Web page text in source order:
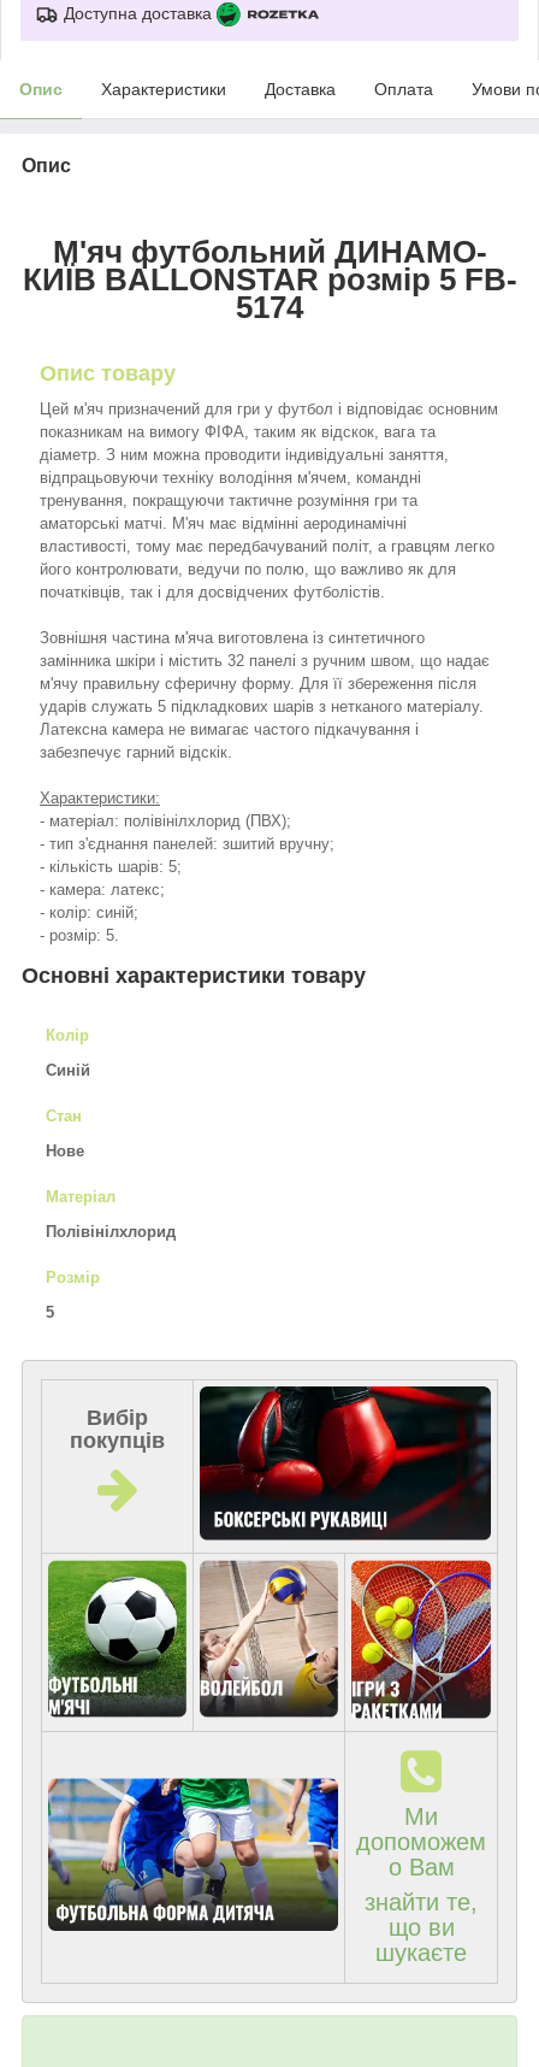
Доступна доставка
Опис Характеристики Доставка Оплата Умови
Опис
М'яч футбольний ДИНАМО-
КИЇВ BALLONSTAR розмір 5 FB-
5174
Опис товару
Цей м'яч призначений для гри у футбол і відповідає основним
показникам на вимогу ФІФА, таким як відскок, вага та
діаметр. З ним можна проводити індивідуальні заняття,
відпрацьовуючи техніку володіння м'ячем, командні
тренування, покращуючи тактичне розуміння гри та
аматорські матчі. М'яч має відмінні аеродинамічні
властивості, тому має передбачуваний політ, а гравцям легко
його контролювати, ведучи по полю, що важливо як для
початківців, так і для досвідчених футболістів.
Зовнішня частина м'яча виготовлена із синтетичного
замінника шкіри і містить 32 панелі з ручним швом, що надає
м'ячу правильну сферичну форму. Для її збереження після
ударів служать 5 підкладкових шарів з нетканого матеріалу.
Латексна камера не вимагає частого підкачування і
забезпечує гарний відскік.
Характеристики:
- матеріал: полівінілхлорид (ПВХ);
- тип з'єднання панелей: зшитий вручну;
- кількість шарів: 5;
- камера: латекс;
- колір: синій;
- розмір: 5.
Основні характеристики товару
Колір
Синій
Стан
Нове
Матеріал
Полівінілхлорид
Розмір
5
Вибір
покупців
Ми
допоможем
о Вам
знайти те,
що ви
шукаєте